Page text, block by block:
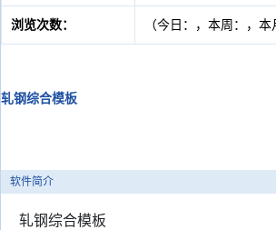
轧钢综合模板
浏览次数： （今日： ，本周： ，本
软件简介
轧钢综合模板